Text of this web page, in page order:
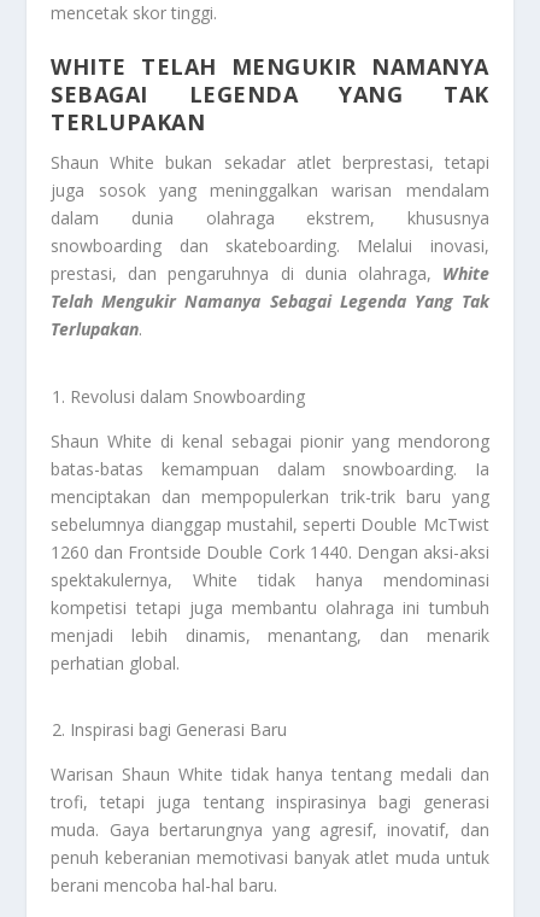
mencetak skor tinggi.
WHITE TELAH MENGUKIR NAMANYA
SEBAGAI LEGENDA YANG TAK
TERLUPAKAN
Shaun White bukan sekadar atlet berprestasi, tetapi
juga sosok yang meninggalkan warisan mendalam
dalam dunia olahraga ekstrem, khususnya
snowboarding dan skateboarding. Melalui inovasi,
prestasi, dan pengaruhnya di dunia olahraga, White
Telah Mengukir Namanya Sebagai Legenda Yang Tak
Terlupakan.
Revolusi dalam Snowboarding
Shaun White di kenal sebagai pionir yang mendorong
batas-batas kemampuan dalam snowboarding. Ia
menciptakan dan mempopulerkan trik-trik baru yang
sebelumnya dianggap mustahil, seperti Double McTwist
1260 dan Frontside Double Cork 1440. Dengan aksi-aksi
spektakulernya, White tidak hanya mendominasi
kompetisi tetapi juga membantu olahraga ini tumbuh
menjadi lebih dinamis, menantang, dan menarik
perhatian global.
Inspirasi bagi Generasi Baru
Warisan Shaun White tidak hanya tentang medali dan
trofi, tetapi juga tentang inspirasinya bagi generasi
muda. Gaya bertarungnya yang agresif, inovatif, dan
penuh keberanian memotivasi banyak atlet muda untuk
berani mencoba hal-hal baru.